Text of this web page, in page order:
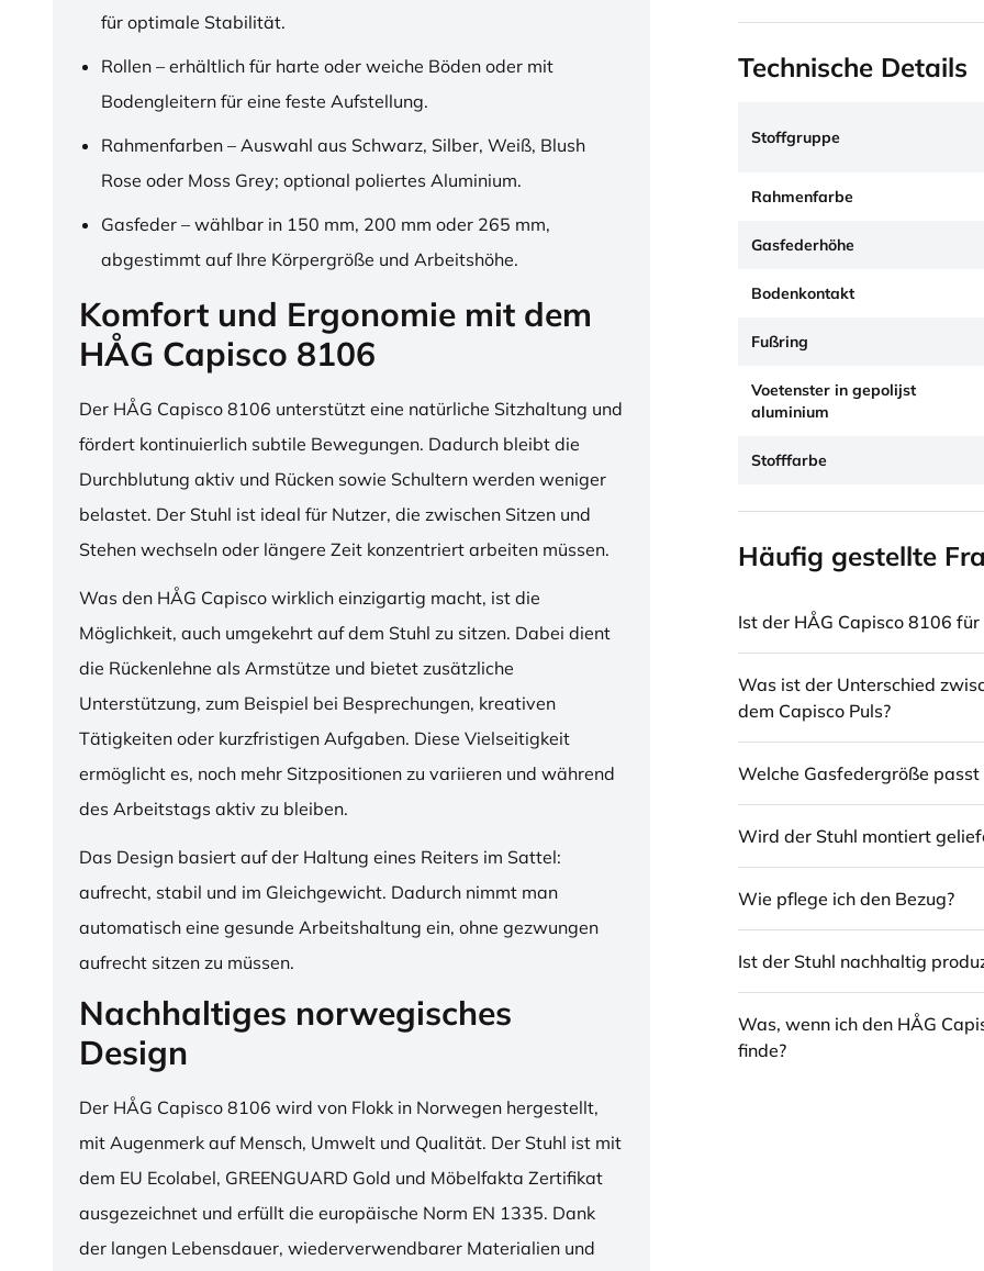
für optimale Stabilität.
Rollen – erhältlich für harte oder weiche Böden oder mit
Bodengleitern für eine feste Aufstellung.
Rahmenfarben – Auswahl aus Schwarz, Silber, Weiß, Blush
Rose oder Moss Grey; optional poliertes Aluminium.
Gasfeder – wählbar in 150 mm, 200 mm oder 265 mm,
abgestimmt auf Ihre Körpergröße und Arbeitshöhe.
Komfort und Ergonomie mit dem
HÅG Capisco 8106
Der HÅG Capisco 8106 unterstützt eine natürliche Sitzhaltung und
fördert kontinuierlich subtile Bewegungen. Dadurch bleibt die
Durchblutung aktiv und Rücken sowie Schultern werden weniger
belastet. Der Stuhl ist ideal für Nutzer, die zwischen Sitzen und
Stehen wechseln oder längere Zeit konzentriert arbeiten müssen.
Was den HÅG Capisco wirklich einzigartig macht, ist die
Möglichkeit, auch umgekehrt auf dem Stuhl zu sitzen. Dabei dient
die Rückenlehne als Armstütze und bietet zusätzliche
Unterstützung, zum Beispiel bei Besprechungen, kreativen
Tätigkeiten oder kurzfristigen Aufgaben. Diese Vielseitigkeit
ermöglicht es, noch mehr Sitzpositionen zu variieren und während
des Arbeitstags aktiv zu bleiben.
Das Design basiert auf der Haltung eines Reiters im Sattel:
aufrecht, stabil und im Gleichgewicht. Dadurch nimmt man
automatisch eine gesunde Arbeitshaltung ein, ohne gezwungen
aufrecht sitzen zu müssen.
Nachhaltiges norwegisches
Design
Der HÅG Capisco 8106 wird von Flokk in Norwegen hergestellt,
mit Augenmerk auf Mensch, Umwelt und Qualität. Der Stuhl ist mit
dem EU Ecolabel, GREENGUARD Gold und Möbelfakta Zertifikat
ausgezeichnet und erfüllt die europäische Norm EN 1335. Dank
der langen Lebensdauer, wiederverwendbarer Materialien und
Technische Details
Stoffgruppe
Rahmenfarbe
Gasfederhöhe
Bodenkontakt
Fußring
Voetenster in gepolijst
aluminium
Stofffarbe
Häufig gestellte
Ist der HÅG Capisco 8106
Was ist der Unterschied
dem Capisco Puls?
Welche Gasfedergröße passt
Wird der Stuhl montiert
Wie pflege ich den Bezug?
Ist der Stuhl nachhaltig
Was, wenn ich den HÅG
finde?